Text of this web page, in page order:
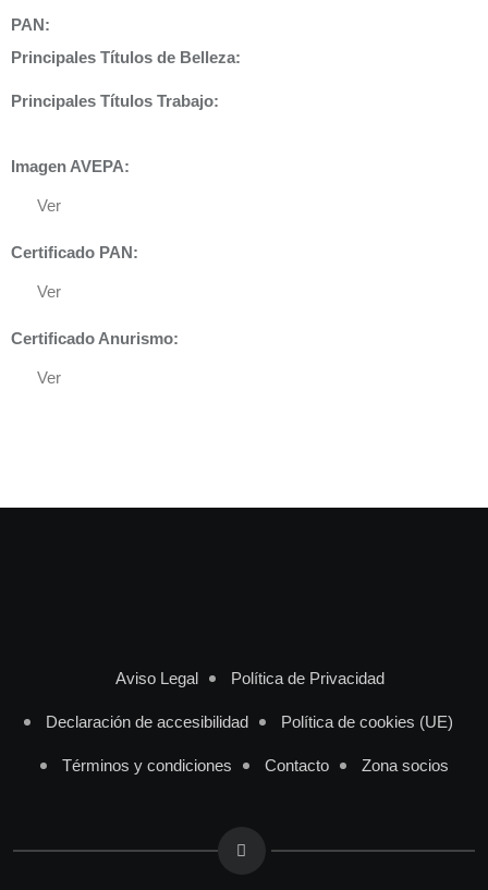
PAN:
Principales Títulos de Belleza:
Principales Títulos Trabajo:
Imagen AVEPA:
Ver
Certificado PAN:
Ver
Certificado Anurismo:
Ver
Aviso Legal Política de Privacidad
Declaración de accesibilidad Política de cookies (UE)
Términos y condiciones Contacto Zona socios